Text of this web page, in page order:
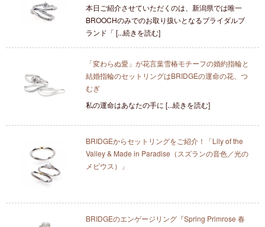
本日ご紹介させていただくのは、新潟県では唯一
BROOCHのみでのお取り扱いとなるブライダルブ
ランド「 [...続きを読む]
「変わらぬ愛」が花言葉雪椿モチーフの婚約指輪と
結婚指輪のセットリングはBRIDGEの運命の花、つ
むぎ
私の運命はあなたの手に [...続きを読む]
BRIDGEからセットリングをご紹介！「Lily of the
Valley & Made in Paradise（スズランの音色／光の
メビウス）」
BRIDGEのエンゲージリング『Spring Primrose 春